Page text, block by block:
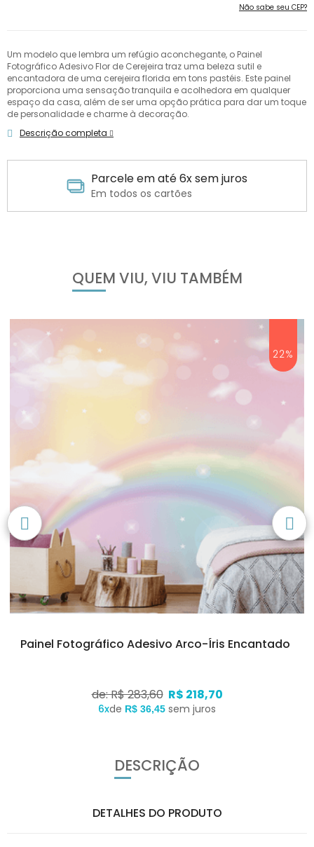
Não sabe seu CEP?
Um modelo que lembra um refúgio aconchegante, o Painel
Fotográfico Adesivo Flor de Cerejeira traz uma beleza sutil e
encantadora de uma cerejeira florida em tons pastéis. Este painel
proporciona uma sensação tranquila e acolhedora em qualquer
espaço da casa, além de ser uma opção prática para dar um toque
de personalidade e charme à decoração.
Descrição completa
Parcele em até 6x sem juros
Em todos os cartões
QUEM VIU, VIU TAMBÉM
22%
Painel Fotográfico Adesivo Arco-Íris Encantado
de: R$ 283,60 R$ 218,70
6xde R$ 36,45 sem juros
DESCRIÇÃO
DETALHES DO PRODUTO